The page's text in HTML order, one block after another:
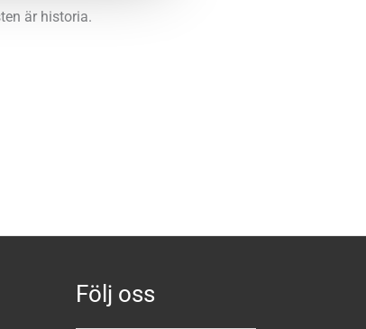
är historia.
Följ oss